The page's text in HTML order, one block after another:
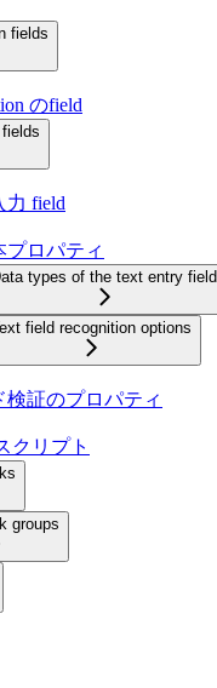
fields
のfield
力 field
プロパティ
types of the text entry field
field recognition options
検証のプロパティ
クリプト
groups